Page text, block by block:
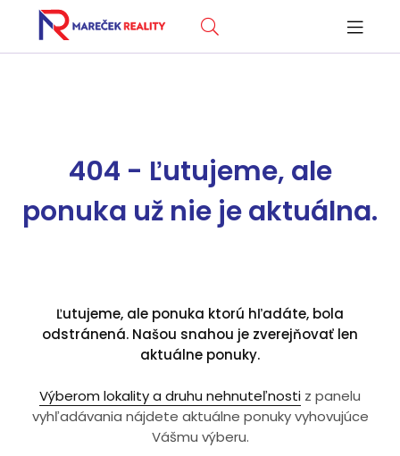
404 - Ľutujeme, ale
ponuka už nie je aktuálna.
Ľutujeme, ale ponuka ktorú hľadáte, bola
odstránená. Našou snahou je zverejňovať len
aktuálne ponuky.
Výberom lokality a druhu nehnuteľnosti z panelu
vyhľadávania nájdete aktuálne ponuky vyhovujúce
Vášmu výberu.